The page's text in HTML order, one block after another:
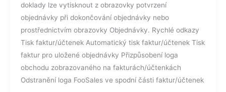
doklady lze vytisknout z obrazovky potvrzení
objednávky při dokončování objednávky nebo
prostřednictvím obrazovky Objednávky. Rychlé odkazy
Tisk faktur/účtenek Automatický tisk faktur/účtenek Tisk
faktur pro uložené objednávky Přizpůsobení loga
obchodu zobrazovaného na fakturách/účtenkách
Odstranění loga FooSales ve spodní části faktur/účtenek